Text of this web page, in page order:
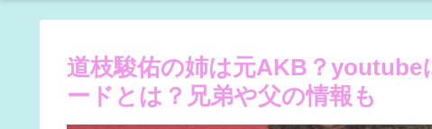
道枝駿佑の姉は元AKB？
ードとは？兄弟や父の情報も